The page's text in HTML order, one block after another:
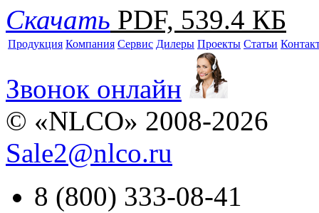
Скачать PDF, 539.4 КБ
Продукция Компания Сервис Дилеры Проекты Статьи
Звонок онлайн
© «NLCO» 2008-2026
Sale2@nlco.ru
8 (800) 333-08-41